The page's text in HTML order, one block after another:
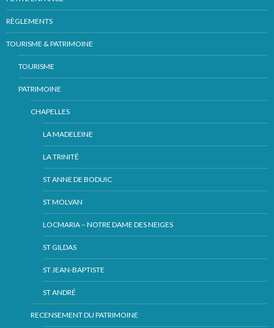
RÈGLEMENTS
TOURISME & PATRIMOINE
TOURISME
PATRIMOINE
CHAPELLES
LA MADELEINE
LA TRINITÉ
ST ANNE DE BODUIC
ST MOLVAN
LOCMARIA – NOTRE DAME DES NEIGES
ST GILDAS
ST JEAN-BAPTISTE
ST ANDRÉ
RECENSEMENT DU PATRIMOINE